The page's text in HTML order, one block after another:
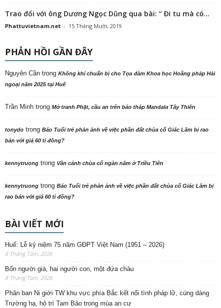
Trao đổi với ông Dương Ngọc Dũng qua bài: “ Đi tu mà có...
Phattuvietnam.net - 15 Tháng Mười, 2019
PHẢN HỒI GẦN ĐÂY
Nguyên Cần trong Không khí chuẩn bị cho Tọa đàm Khoa học Hoằng pháp Hải
ngoại năm 2025 tại Huế
Trần Minh trong Mở tranh Phật, cầu an trên bảo tháp Mandala Tây Thiên
tonydo trong Báo Tuổi trẻ phản ảnh về việc phần đất chùa cổ Giác Lâm bị rao
bán với giá 60 tỉ đồng?
kennytruong trong Vãn cảnh chùa cổ ngàn năm ở Triều Tiên
kennytruong trong Báo Tuổi trẻ phản ảnh về việc phần đất chùa cổ Giác Lâm bị
rao bán với giá 60 tỉ đồng?
BÀI VIẾT MỚI
Huế: Lễ kỷ niệm 75 năm GĐPT Việt Nam (1951 – 2026)
8 Tháng Tám, 2026
Bốn người già, hai người con, một đứa cháu
8 Tháng Tám, 2026
Phân ban Ni giới TW khu vực phía Bắc kết nối tình pháp lữ, cúng dàng
Trường hạ, hộ trì Tam Bảo trong mùa an cư